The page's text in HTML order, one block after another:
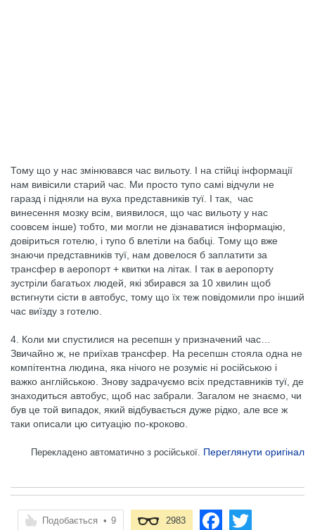
Тому що у нас змінювався час вильоту. І на стійці інформації
нам вивісили старий час. Ми просто тупо самі відчули не
гаразд і підняли на вуха представників туї. І так, час
винесення мозку всім, виявилося, що час вильоту у нас
соовсем інше) тобто, ми могли не дізнаватися інформацію,
довіриться готелю, і тупо б влетіли на бабці. Тому що вже
знаючи представників туї, нам довелося б заплатити за
трансфер в аеропорт + квитки на літак. І так в аеропорту
зустріли багатьох людей, які збирався за 10 хвилин щоб
встигнути сісти в автобус, тому що їх теж повідомили про інший
час виїзду з готелю.
4. Коли ми спустилися на ресепшн у призначений час…
Звичайно ж, не приїхав трансфер. На ресепшн стояла одна не
компітентна людина, яка нічого не розуміє ні російською і
важко англійською. Знову задрачуємо всіх представників туї, де
знаходиться автобус, щоб нас забрали. Загалом не знаємо, чи
був це той випадок, який відбувається дуже рідко, але все ж
таки описали цю ситуацію по-кроково.
Перекладено автоматично з російської. Переглянути оригінал
Подобається • 9 2983